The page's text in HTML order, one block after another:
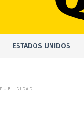
ESTADOS UNIDOS
PUBLICIDAD